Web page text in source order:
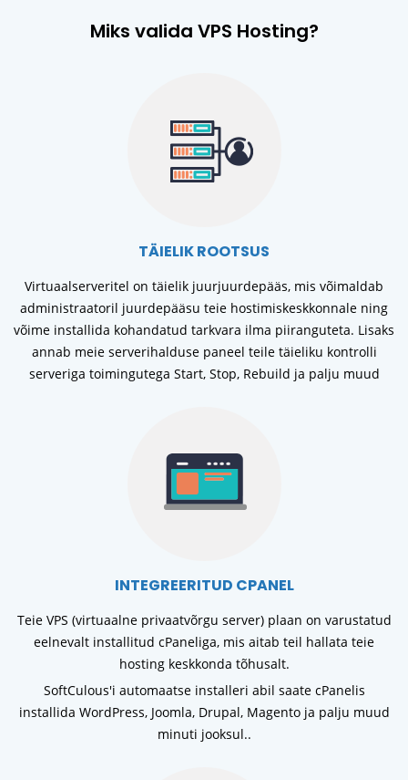
Miks valida VPS Hosting?
TÄIELIK ROOTSUS
Virtuaalserveritel on täielik juurjuurdepääs, mis võimaldab
administraatoril juurdepääsu teie hostimiskeskkonnale ning
võime installida kohandatud tarkvara ilma piiranguteta. Lisaks
annab meie serverihalduse paneel teile täieliku kontrolli
serveriga toimingutega Start, Stop, Rebuild ja palju muud
INTEGREERITUD CPANEL
Teie VPS (virtuaalne privaatvõrgu server) plaan on varustatud
eelnevalt installitud cPaneliga, mis aitab teil hallata teie
hosting keskkonda tõhusalt.
SoftCulous'i automaatse installeri abil saate cPanelis
installida WordPress, Joomla, Drupal, Magento ja palju muud
minuti jooksul..